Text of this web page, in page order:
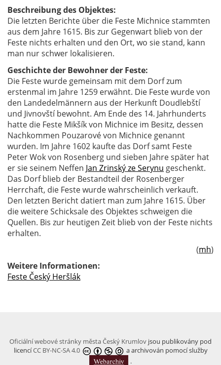
Beschreibung des Objektes:
Die letzten Berichte über die Feste Michnice stammten
aus dem Jahre 1615. Bis zur Gegenwart blieb von der
Feste nichts erhalten und den Ort, wo sie stand, kann
man nur schwer lokalisieren.
Geschichte der Bewohner der Feste:
Die Feste wurde gemeinsam mit dem Dorf zum
erstenmal im Jahre 1259 erwähnt. Die Feste wurde von
den Landedelmännern aus der Herkunft Doudlebští
und Jivnovští bewohnt. Am Ende des 14. Jahrhunderts
hatte die Feste Mikšík von Michnice im Besitz, dessen
Nachkommen Pouzarové von Michnice genannt
wurden. Im Jahre 1602 kaufte das Dorf samt Feste
Peter Wok von Rosenberg und sieben Jahre später hat
er sie seinem Neffen Jan Zrinský ze Serynu geschenkt.
Das Dorf blieb der Bestandteil der Rosenberger
Herrchaft, die Feste wurde wahrscheinlich verkauft.
Den letzten Bericht datiert man zum Jahre 1615. Über
die weitere Schicksale des Objektes schweigen die
Quellen. Bis zur heutigen Zeit blieb von der Feste nichts
erhalten.
(mh)
Weitere Informationen:
Feste Český Heršlák
Oficiální webové stránky města Český Krumlov jsou publikovány pod
licencíCC BY-NC-SA 4.0
a archivován pomocí služby
.